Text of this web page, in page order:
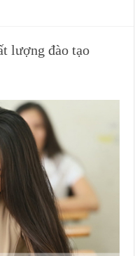
lượng đào tạo